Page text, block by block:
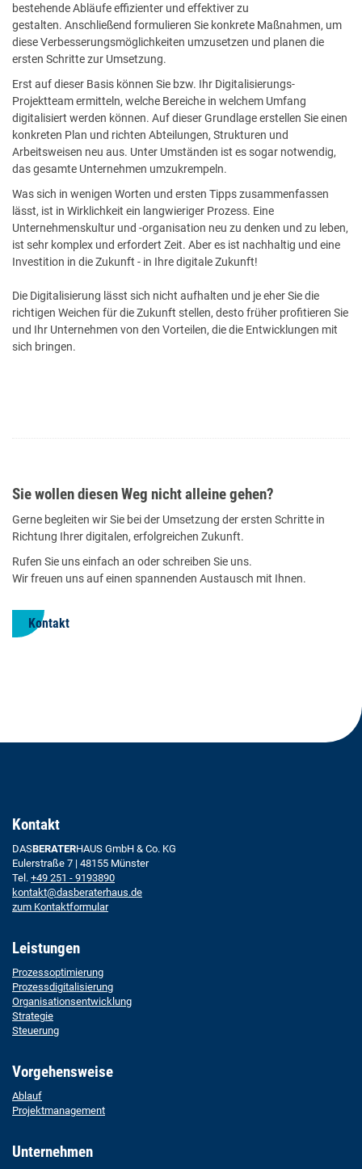
bestehende Abläufe effizienter und effektiver zu
gestalten. Anschließend formulieren Sie konkrete Maßnahmen, um
diese Verbesserungsmöglichkeiten umzusetzen und planen die
ersten Schritte zur Umsetzung.
Erst auf dieser Basis können Sie bzw. Ihr Digitalisierungs-
Projektteam ermitteln, welche Bereiche in welchem Umfang
digitalisiert werden können. Auf dieser Grundlage erstellen Sie einen
konkreten Plan und richten Abteilungen, Strukturen und
Arbeitsweisen neu aus. Unter Umständen ist es sogar notwendig,
das gesamte Unternehmen umzukrempeln.
Was sich in wenigen Worten und ersten Tipps zusammenfassen
lässt, ist in Wirklichkeit ein langwieriger Prozess. Eine
Unternehmenskultur und -organisation neu zu denken und zu leben,
ist sehr komplex und erfordert Zeit. Aber es ist nachhaltig und eine
Investition in die Zukunft - in Ihre digitale Zukunft!
Die Digitalisierung lässt sich nicht aufhalten und je eher Sie die
richtigen Weichen für die Zukunft stellen, desto früher profitieren Sie
und Ihr Unternehmen von den Vorteilen, die die Entwicklungen mit
sich bringen.
Sie wollen diesen Weg nicht alleine gehen?
Gerne begleiten wir Sie bei der Umsetzung der ersten Schritte in
Richtung Ihrer digitalen, erfolgreichen Zukunft.
Rufen Sie uns einfach an oder schreiben Sie uns.
​Wir freuen uns auf einen spannenden Austausch mit Ihnen.
Kontakt
Kontakt
DASBERATERHAUS GmbH & Co. KG
Eulerstraße 7 | 48155 Münster
Tel. +49 251 - 9193890
kontakt@dasberaterhaus.de
zum Kontaktformular
Leistungen
Prozessoptimierung
Prozessdigitalisierung
Organisationsentwicklung
Strategie
Steuerung
Vorgehensweise
Ablauf
Projektmanagement
Unternehmen